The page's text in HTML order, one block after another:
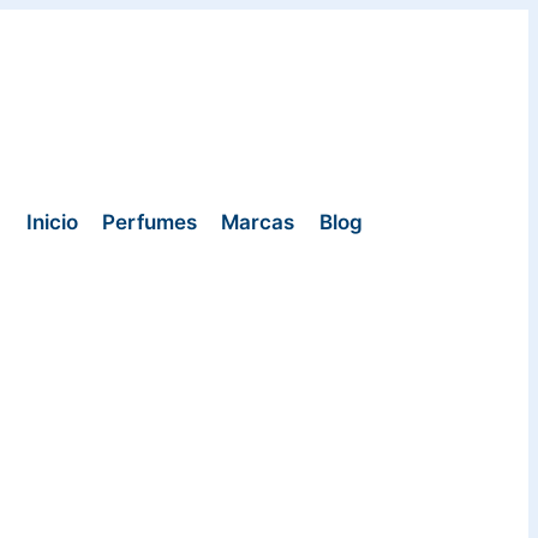
Inicio Perfumes Marcas Blog